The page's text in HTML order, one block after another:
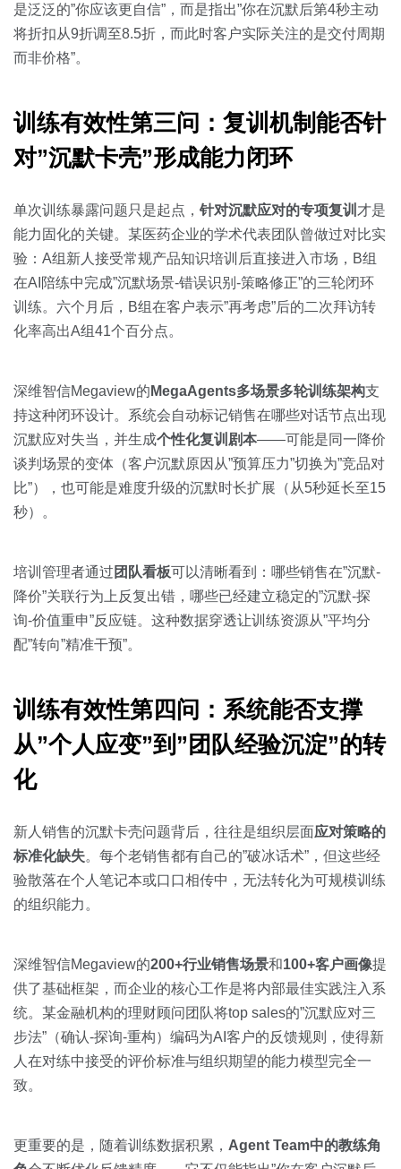
是泛泛的”你应该更自信”，而是指出”你在沉默后第4秒主动
将折扣从9折调至8.5折，而此时客户实际关注的是交付周期
而非价格”。
训练有效性第三问：复训机制能否针
对”沉默卡壳”形成能力闭环
单次训练暴露问题只是起点， 针对沉默应对的专项复训 才是
能力固化的关键。某医药企业的学术代表团队曾做过对比实
验：A组新人接受常规产品知识培训后直接进入市场，B组
在AI陪练中完成”沉默场景-错误识别-策略修正”的三轮闭环
训练。六个月后，B组在客户表示”再考虑”后的二次拜访转
化率高出A组41个百分点。
深维智信Megaview的 MegaAgents多场景多轮训练架构支
持这种闭环设计。系统会自动标记销售在哪些对话节点出现
沉默应对失当，并生成个性化复训剧本——可能是同一降价
谈判场景的变体（客户沉默原因从”预算压力”切换为”竞品对
比”），也可能是难度升级的沉默时长扩展（从5秒延长至15
秒）。
培训管理者通过 团队看板可以清晰看到：哪些销售在”沉默-
降价”关联行为上反复出错，哪些已经建立稳定的”沉默-探
询-价值重申”反应链。这种数据穿透让训练资源从”平均分
配”转向”精准干预”。
训练有效性第四问：系统能否支撑
从”个人应变”到”团队经验沉淀”的转
化
新人销售的沉默卡壳问题背后，往往是组织层面应对策略的
标准化缺失。每个老销售都有自己的”破冰话术”，但这些经
验散落在个人笔记本或口口相传中，无法转化为可规模训练
的组织能力。
深维智信Megaview的200+行业销售场景和100+客户画像提
供了基础框架，而企业的核心工作是将内部最佳实践注入系
统。某金融机构的理财顾问团队将top sales的”沉默应对三
步法”（确认-探询-重构）编码为AI客户的反馈规则，使得新
人在对练中接受的评价标准与组织期望的能力模型完全一
致。
更重要的是，随着训练数据积累， Agent Team中的教练角